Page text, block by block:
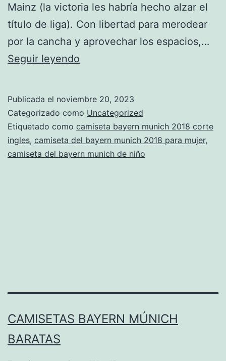
Mainz (la victoria les habría hecho alzar el
título de liga). Con libertad para merodear
por la cancha y aprovechar los espacios,…
Seguir leyendo
munich
de
sergio
ramos
Publicada el noviembre 20, 2023
Categorizado como Uncategorized
Etiquetado como camiseta bayern munich 2018 corte
ingles, camiseta del bayern munich 2018 para mujer,
camiseta del bayern munich de niño
CAMISETAS BAYERN MÚNICH
BARATAS